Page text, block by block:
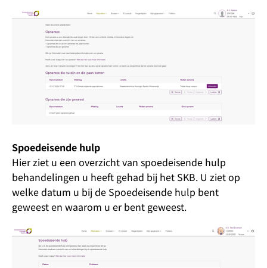
Spoedeisende hulp
Hier ziet u een overzicht van spoedeisende hulp
behandelingen u heeft gehad bij het SKB. U ziet op
welke datum u bij de Spoedeisende hulp bent
geweest en waarom u er bent geweest.